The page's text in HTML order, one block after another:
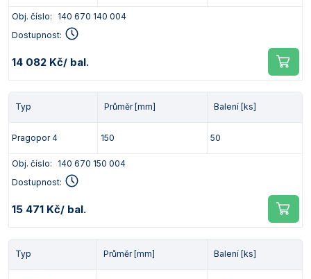
Obj. číslo:
140 670 140 004
Dostupnost:
14 082 Kč/ bal.
Typ Průměr [mm] Balení [ks]
Pragopor 4 150 50
Obj. číslo:
140 670 150 004
Dostupnost:
15 471 Kč/ bal.
Typ Průměr [mm] Balení [ks]